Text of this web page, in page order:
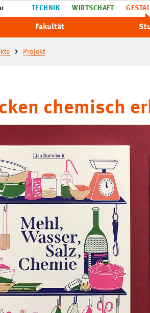
TECHNIK WIRTSCHAFT
Fakultät
Projekt
chemisch